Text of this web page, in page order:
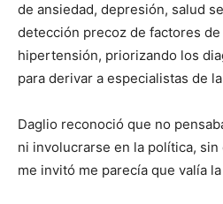
de ansiedad, depresión, salud
detección precoz de factores
hipertensión, priorizando los
para derivar a especialistas de
Daglio reconoció que no
ni involucrarse en la política, sin
me invitó me parecía que valía la